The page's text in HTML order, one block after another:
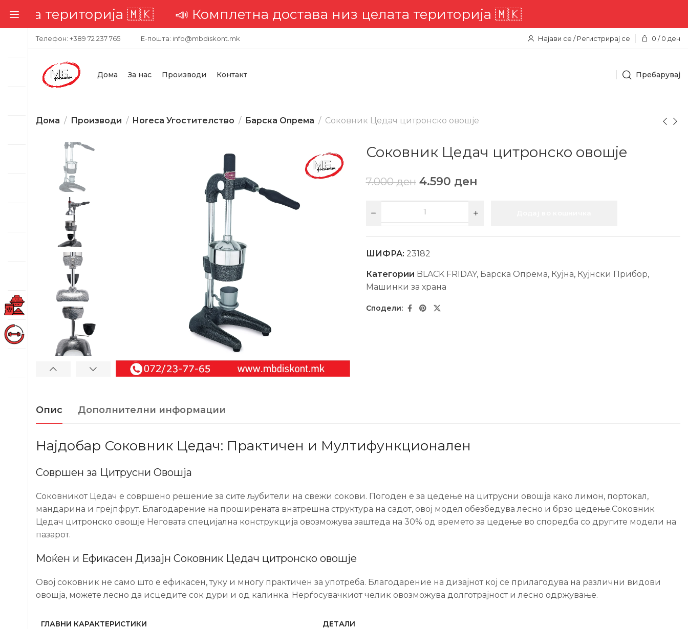
територија 🇲🇰 📣 Комплетна достава низ целата територија 🇲🇰
Телефон: +389 72 237 765 Е-пошта: info@mbdiskont.mk Најави се / Регистрирај се 0 / 0 ден
Дома За нас Производи Контакт Пребарувај
Дома Производи Horeca Угостителство Барска Опрема Соковник Цедач цитронско овошје
Соковник Цедач цитронско овошје
7.000ден 4.590 ден
ШИФРА: 23182
Категории BLACK FRIDAY, Барска Опрема, Кујна, Кујнски Прибор,
Машинки за храна
Опис Дополнителни информации
Најдобар Соковник Цедач: Практичен и Мултифункционален
Совршен за Цитрусни Овошја
Соковникот Цедач е совршено решение за сите љубители на свежи сокови. Погоден е за цедење на цитрусни овошја како лимон, портокал,
мандарина и грејпфрут. Благодарение на проширената внатрешна структура на садот, овој модел обезбедува лесно и брзо цедење.Соковник
Цедач цитронско овошје Неговата специјална конструкција овозможува заштеда на 30% од времето за цедење во споредба со другите модели на
пазарот.
Моќен и Ефикасен Дизајн Соковник Цедач цитронско овошје
Овој соковник не само што е ефикасен, туку и многу практичен за употреба. Благодарение на дизајнот кој се прилагодува на различни видови
овошја, можете лесно да исцедите сок дури и од калинка. Нерѓосувачкиот челик овозможува долготрајност и лесно одржување.
ГЛАВНИ КАРАКТЕРИСТИКИ ДЕТАЛИ